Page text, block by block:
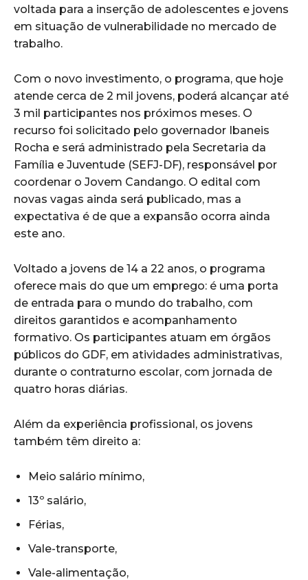
voltada para a inserção de adolescentes e jovens
em situação de vulnerabilidade no mercado de
trabalho.
Com o novo investimento, o programa, que hoje
atende cerca de 2 mil jovens, poderá alcançar até
3 mil participantes nos próximos meses. O
recurso foi solicitado pelo governador Ibaneis
Rocha e será administrado pela Secretaria da
Família e Juventude (SEFJ-DF), responsável por
coordenar o Jovem Candango. O edital com
novas vagas ainda será publicado, mas a
expectativa é de que a expansão ocorra ainda
este ano.
Voltado a jovens de 14 a 22 anos, o programa
oferece mais do que um emprego: é uma porta
de entrada para o mundo do trabalho, com
direitos garantidos e acompanhamento
formativo. Os participantes atuam em órgãos
públicos do GDF, em atividades administrativas,
durante o contraturno escolar, com jornada de
quatro horas diárias.
Além da experiência profissional, os jovens
também têm direito a:
Meio salário mínimo,
13º salário,
Férias,
Vale-transporte,
Vale-alimentação,